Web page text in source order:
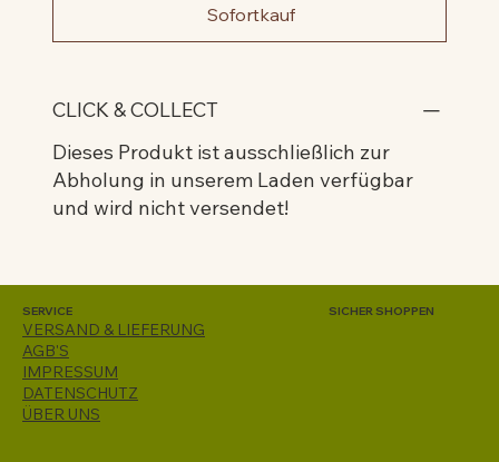
Sofortkauf
CLICK & COLLECT
Dieses Produkt ist ausschließlich zur
Abholung in unserem Laden verfügbar
und wird nicht versendet!
SERVICE
VERSAND & LIEFERUNG
AGB'S
IMPRESSUM
DATENSCHUTZ
ÜBER UNS
SICHER SHOPPEN